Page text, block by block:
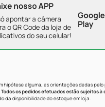
nosso APP
apontar a câmera
o QR Code da loja de
do seu celular!
Google
Play
alguma, as orientações dadas
Todos os pedidos efetuados estão sujeitos
da disponibilidade do estoque em loja.